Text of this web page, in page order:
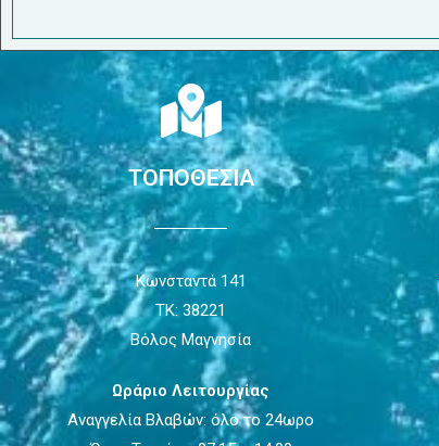
ΤΟΠΟΘΕΣΙΑ
Κωνσταντά 141
ΤΚ: 38221
Βόλος Μαγνησία
Ωράριο Λειτουργίας
Αναγγελία Βλαβών: όλο το 24ωρο